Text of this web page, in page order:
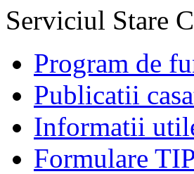
Serviciul Stare
Program de
Publicatii
Informatii
Formulare